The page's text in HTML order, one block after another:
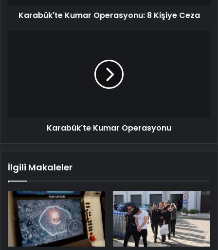
Karabük'te Kumar Operasyonu: 8 Kişiye Ceza
Karabük'te Kumar Operasyonu
İlgili Makaleler